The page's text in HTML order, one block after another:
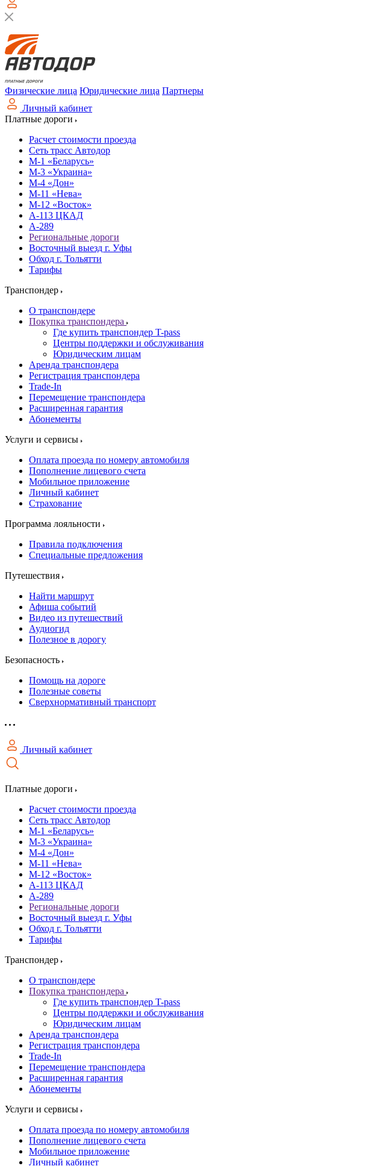
Физические лица Юридические лица Партнеры
Личный кабинет
Платные дороги
Расчет стоимости проезда
Сеть трасс Автодор
М-1 «Беларусь»
М-3 «Украина»
М-4 «Дон»
М-11 «Нева»
М-12 «Восток»
А-113 ЦКАД
А-289
Региональные дороги
Восточный выезд г. Уфы
Обход г. Тольятти
Тарифы
Транспондер
О транспондере
Покупка транспондера
Где купить транспондер T-pass
Центры поддержки и обслуживания
Юридическим лицам
Аренда транспондера
Регистрация транспондера
Trade-In
Перемещение транспондера
Расширенная гарантия
Абонементы
Услуги и сервисы
Оплата проезда по номеру автомобиля
Пополнение лицевого счета
Мобильное приложение
Личный кабинет
Страхование
Программа лояльности
Правила подключения
Специальные предложения
Путешествия
Найти маршрут
Афиша событий
Видео из путешествий
Аудиогид
Полезное в дорогу
Безопасность
Помощь на дороге
Полезные советы
Сверхнормативный транспорт
Личный кабинет
Платные дороги
Расчет стоимости проезда
Сеть трасс Автодор
М-1 «Беларусь»
М-3 «Украина»
М-4 «Дон»
М-11 «Нева»
М-12 «Восток»
А-113 ЦКАД
А-289
Региональные дороги
Восточный выезд г. Уфы
Обход г. Тольятти
Тарифы
Транспондер
О транспондере
Покупка транспондера
Где купить транспондер T-pass
Центры поддержки и обслуживания
Юридическим лицам
Аренда транспондера
Регистрация транспондера
Trade-In
Перемещение транспондера
Расширенная гарантия
Абонементы
Услуги и сервисы
Оплата проезда по номеру автомобиля
Пополнение лицевого счета
Мобильное приложение
Личный кабинет